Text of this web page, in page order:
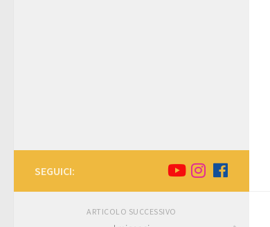
SEGUICI:
ARTICOLO SUCCESSIVO